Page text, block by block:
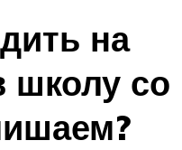
на
школу со